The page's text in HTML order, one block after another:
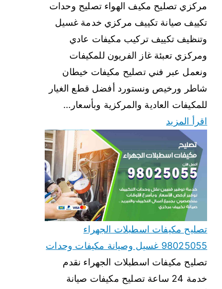
مركزي تصليح مكيف الهواء تصليح وحدات
تكييف صيانة تكييف مركزي خدمة غسيل
وتنظيف تكييف تركيب مكيفات عادي
ومركزي تعبئة غاز الفريون للمكيفات
ونعمل عبر فني تصليح مكيفات خيطان
شاطر ورخيص ونستورد أفضل قطع الغيار
للمكيفات العادية والمركزية وبأسعار…
اقرأ المزيد
تصليح مكيفات اسطبلات الجهراء
98025055 غسيل وصيانة مكيفات وحدات
تصليح مكيفات اسطبلات الجهراء نقدم
خدمة 24 ساعة تصليح مكيفات صيانة